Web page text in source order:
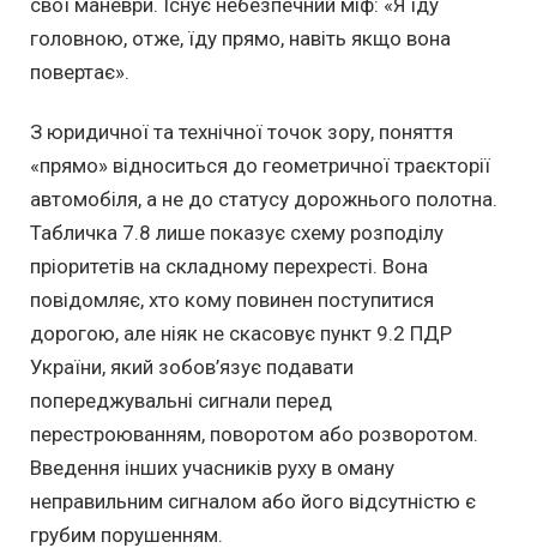
головною, отже, їду прямо, навіть якщо вона
повертає».
З юридичної та технічної точок зору, поняття
«прямо» відноситься до геометричної траєкторії
автомобіля, а не до статусу дорожнього полотна.
Табличка 7.8 лише показує схему розподілу
пріоритетів на складному перехресті. Вона
повідомляє, хто кому повинен поступитися
дорогою, але ніяк не скасовує пункт 9.2 ПДР
України, який зобов’язує подавати
попереджувальні сигнали перед
перестроюванням, поворотом або розворотом.
Введення інших учасників руху в оману
неправильним сигналом або його відсутністю є
грубим порушенням.